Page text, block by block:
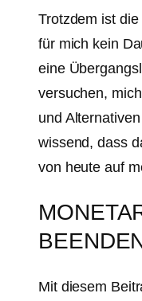
Trotzdem ist
für mich kein
eine
versuchen,
und
wissend, dass
von heute auf
Mit diesem